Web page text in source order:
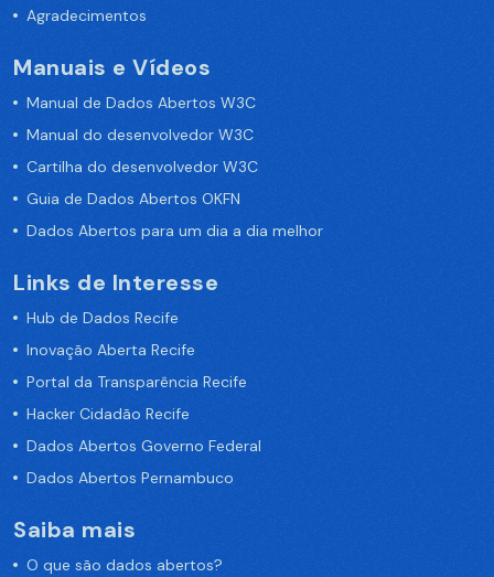
Agradecimentos
Manuais e Vídeos
Manual de Dados Abertos W3C
Manual do desenvolvedor W3C
Cartilha do desenvolvedor W3C
Guia de Dados Abertos OKFN
Dados Abertos para um dia a dia melhor
Links de Interesse
Hub de Dados Recife
Inovação Aberta Recife
Portal da Transparência Recife
Hacker Cidadão Recife
Dados Abertos Governo Federal
Dados Abertos Pernambuco
Saiba mais
O que são dados abertos?